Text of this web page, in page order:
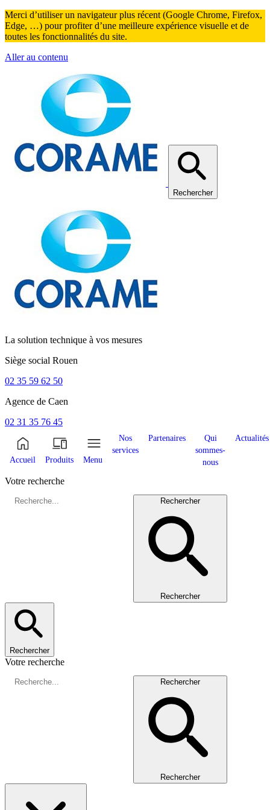
Merci d’utiliser un navigateur plus récent (Google Chrome, Firefox,
Edge, …) pour profiter d’une meilleure expérience visuelle et de
toutes les fonctionnalités du site.
Aller au contenu
Rechercher
La solution technique à vos mesures
Siège social Rouen
02 35 59 62 50
Agence de Caen
02 31 35 76 45
Accueil Produits Menu
Nos
services
Partenaires
Qui
sommes-
nous
Actualités
Votre recherche
Rechercher
Rechercher
Rechercher
Votre recherche
Rechercher
Rechercher